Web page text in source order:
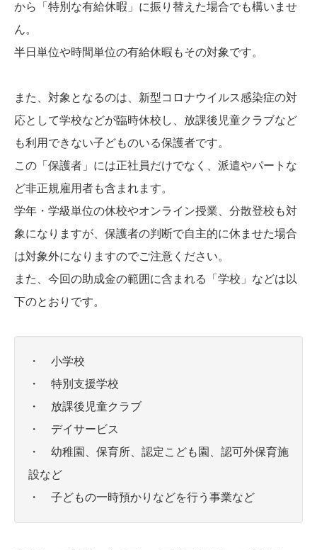
から「特別な有給休暇」に振り替えた場合でも構いませ
ん。
半日単位や時間単位の有給休暇もその対象です。
また、対象となるのは、新型コロナウイルス感染症の対
応として学校などが臨時休校し、放課後児童クラブなど
も利用できない子どものいる保護者です。
この「保護者」には正社員だけでなく、派遣やパートな
ど非正規雇用者も含まれます。
学年・学級単位の休校やオンライン授業、分散登校も対
象になりますが、保護者の判断で自主的に休ませた場合
は対象外になりますのでご注意ください。
また、今回の助成金の範囲に含まれる「学校」などは以
下のとおりです。
・ 小学校
・ 特別支援学校
・ 放課後児童クラブ
・ デイサービス
・ 幼稚園、保育所、認定こども園、認可外保育施
設など
・ 子どもの一時預かりなどを行う事業など